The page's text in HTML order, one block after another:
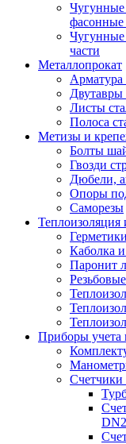
фасонные
части
Металлопрокат
Арматура
Двутавры
Листы
Полоса
Метизы и
Болты
Гвозди
Дюбели,
Опоры
Саморезы
Теплоизоляция
Каболка
Паронит
Приборы учета